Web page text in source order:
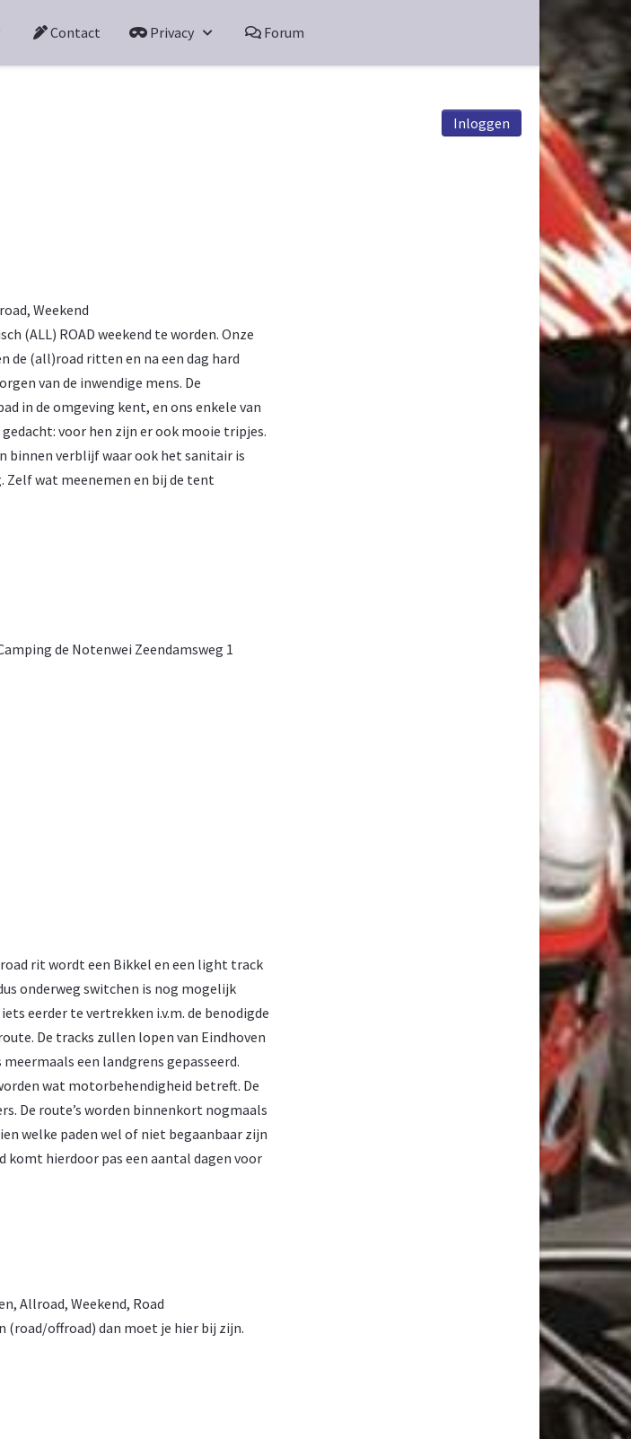
Contact Privacy Forum
, Weekend
(ALL) ROAD weekend te worden. Onze
de (all)road ritten en na een dag hard
van de inwendige mens. De
in de omgeving kent, en ons enkele van
voor hen zijn er ook mooie tripjes.
binnen verblijf waar ook het sanitair is
Zelf wat meenemen en bij de tent
de Notenwei Zeendamsweg 1
rit wordt een Bikkel en een light track
onderweg switchen is nog mogelijk
eerder te vertrekken i.v.m. de benodigde
De tracks zullen lopen van Eindhoven
een landgrens gepasseerd.
wat motorbehendigheid betreft. De
De route’s worden binnenkort nogmaals
welke paden wel of niet begaanbaar zijn
komt hierdoor pas een aantal dagen voor
, Allroad, Weekend, Road
(road/offroad) dan moet je hier bij zijn.
Inloggen